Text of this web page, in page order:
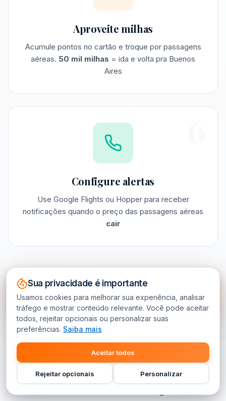
Aproveite milhas
Acumule pontos no cartão e troque por passagens
aéreas. 50 mil milhas = ida e volta pra Buenos
Aires
Configure alertas
Use Google Flights ou Hopper para receber
notificações quando o preço das passagens aéreas
cair
Ver guia completo com 12 estratégias
→
Matérias em Destaque
Sua privacidade é importante
Usamos cookies para melhorar sua experiência, analisar
tráfego e mostrar conteúdo relevante. Você pode aceitar
todos, rejeitar opcionais ou personalizar suas
preferências. Saiba mais
Rejeitar opcionais Personalizar
Aceitar todos